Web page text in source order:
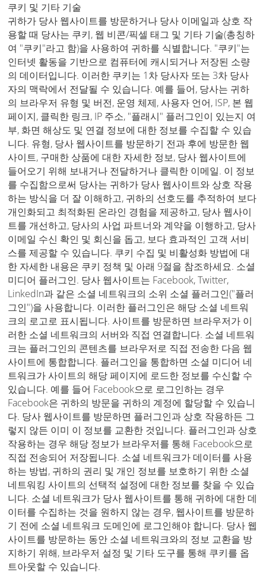
쿠키 및 기타 기술
귀하가 당사 웹사이트를 방문하거나 당사 이메일과 상호 작
용할 때 당사는 쿠키, 웹 비콘/픽셀 태그 및 기타 기술(총칭하
여 "쿠키"라고 함)을 사용하여 귀하를 식별합니다. "쿠키"는
인터넷 활동을 기반으로 컴퓨터에 캐시되거나 저장된 소량
의 데이터입니다. 이러한 쿠키는 1차 당사자 또는 3차 당사
자의 맥락에서 전달될 수 있습니다. 예를 들어, 당사는 귀하
의 브라우저 유형 및 버전, 운영 체제, 사용자 언어, ISP, 본 웹
페이지, 클릭한 링크, IP 주소, "플래시" 플러그인이 있는지 여
부, 화면 해상도 및 연결 정보에 대한 정보를 수집할 수 있습
니다. 유형, 당사 웹사이트를 방문하기 전과 후에 방문한 웹
사이트, 구매한 상품에 대한 자세한 정보, 당사 웹사이트에
들어오기 위해 보내거나 전달하거나 클릭한 이메일. 이 정보
를 수집함으로써 당사는 귀하가 당사 웹사이트와 상호 작용
하는 방식을 더 잘 이해하고, 귀하의 선호도를 추적하여 보다
개인화되고 최적화된 온라인 경험을 제공하고, 당사 웹사이
트를 개선하고, 당사의 사업 파트너와 계약을 이행하고, 당사
이메일 수신 확인 및 회신을 돕고, 보다 효과적인 고객 서비
스를 제공할 수 있습니다. 쿠키 수집 및 비활성화 방법에 대
한 자세한 내용은 쿠키 정책 및 아래 9절을 참조하세요. 소셜
미디어 플러그인. 당사 웹사이트는 Facebook, Twitter,
LinkedIn과 같은 소셜 네트워크의 소위 소셜 플러그인("플러
그인")을 사용합니다. 이러한 플러그인은 해당 소셜 네트워
크의 로고로 표시됩니다. 사이트를 방문하면 브라우저가 이
러한 소셜 네트워크의 서버와 직접 연결합니다. 소셜 네트워
크는 플러그인의 콘텐츠를 브라우저로 직접 전송한 다음 웹
사이트에 통합합니다. 플러그인을 통합하면 소셜 미디어 네
트워크가 사이트의 해당 페이지에 로드한 정보를 수신할 수
있습니다. 예를 들어 Facebook으로 로그인하는 경우
Facebook은 귀하의 방문을 귀하의 계정에 할당할 수 있습니
다. 당사 웹사이트를 방문하면 플러그인과 상호 작용하든 그
렇지 않든 이미 이 정보를 교환한 것입니다. 플러그인과 상호
작용하는 경우 해당 정보가 브라우저를 통해 Facebook으로
직접 전송되어 저장됩니다. 소셜 네트워크가 데이터를 사용
하는 방법, 귀하의 권리 및 개인 정보를 보호하기 위한 소셜
네트워킹 사이트의 선택적 설정에 대한 정보를 찾을 수 있습
니다. 소셜 네트워크가 당사 웹사이트를 통해 귀하에 대한 데
이터를 수집하는 것을 원하지 않는 경우, 웹사이트를 방문하
기 전에 소셜 네트워크 도메인에 로그인해야 합니다. 당사 웹
사이트를 방문하는 동안 소셜 네트워크와의 정보 교환을 방
지하기 위해, 브라우저 설정 및 기타 도구를 통해 쿠키를 옵
트아웃할 수 있습니다.